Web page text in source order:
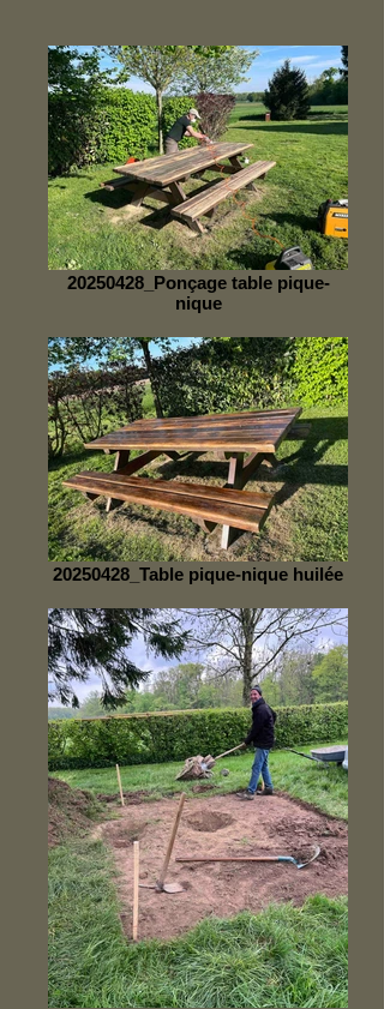
20250428_Ponçage table pique-
nique
20250428_Table pique-nique huilée